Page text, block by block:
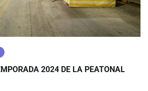
2024 DE LA PEATONAL